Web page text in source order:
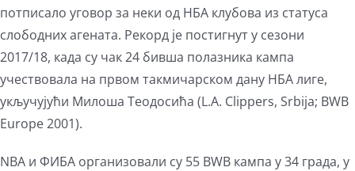
потписало уговор за неки од НБА клубова из статуса
слободних агената. Рекорд је постигнут у сезони
2017/18, када су чак 24 бивша полазника кампа
учествовала на првом такмичарском дану НБА лиге,
укључујући Милоша Теодосића (L.A. Clippers, Srbija; BWB
Europe 2001).
NBA и ФИБА организовали су 55 BWB кампа у 34 града, у